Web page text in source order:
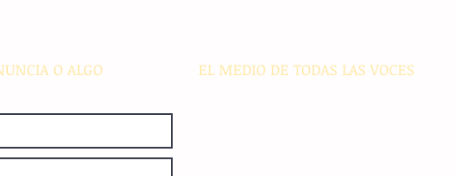
O ALGO
EL MEDIO DE TODAS LAS VOCES